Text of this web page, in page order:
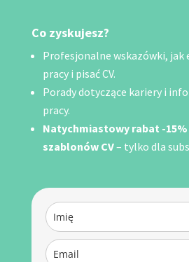
Co zyskujesz?
Profesjonalne wskazówki, jak
pracy i pisać CV.
Porady dotyczące kariery i
pracy.
Natychmiastowy rabat -15%
szablonów CV– tylko dla